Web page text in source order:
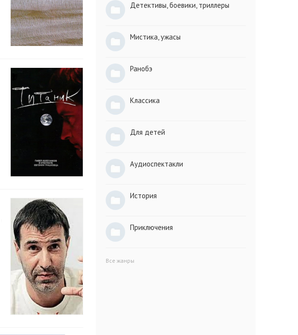
Детективы, боевики, триллеры
Мистика, ужасы
Ранобэ
Классика
Для детей
Аудиоспектакли
История
Приключения
Все жанры